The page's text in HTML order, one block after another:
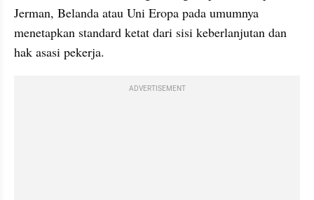
Jerman, Belanda atau Uni Eropa pada umumnya
menetapkan standard ketat dari sisi keberlanjutan dan
hak asasi pekerja.
ADVERTISEMENT